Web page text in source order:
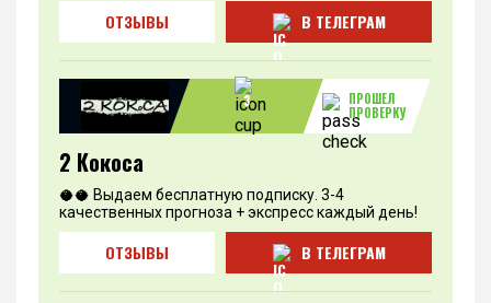
ОТЗЫВЫ В ТЕЛЕГРАМ
3
ПРОШЕЛ
ПРОВЕРКУ
2 Кокоса
🥥🥥 Выдаем бесплатную подписку. 3-4
качественных прогноза + экспресс каждый день!
ОТЗЫВЫ В ТЕЛЕГРАМ